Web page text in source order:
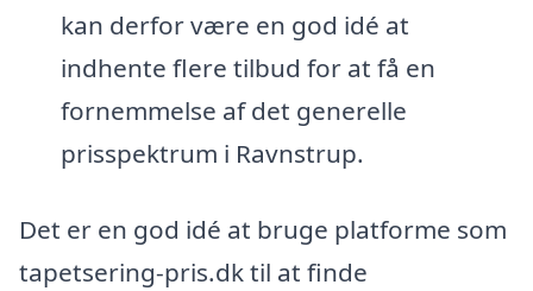
kan derfor være en god idé at
indhente flere tilbud for at få en
fornemmelse af det generelle
prisspektrum i Ravnstrup.
Det er en god idé at bruge platforme som
tapetsering-pris.dk til at finde